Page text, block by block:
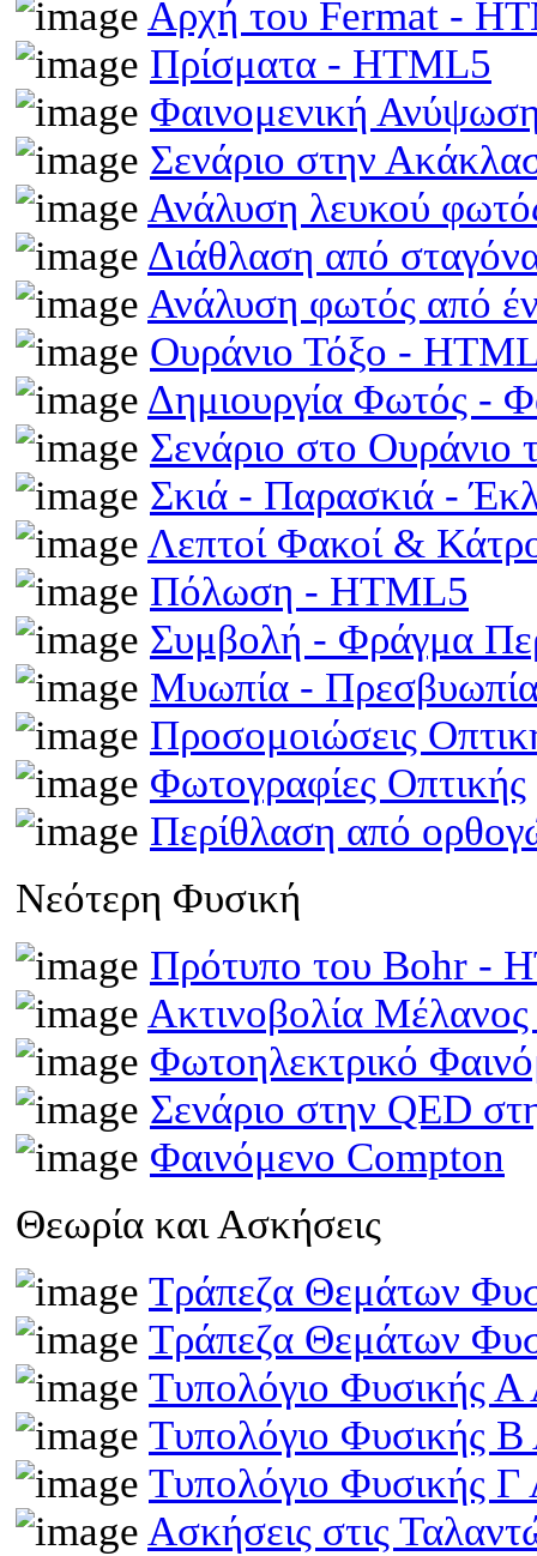
Αρχή του Fermat -
Πρίσματα - HTML5
Φαινομενική
Σενάριο στην
Ανάλυση λευκού
Διάθλαση από
Ανάλυση φωτός από
Ουράνιο Τόξο -
Δημιουργία Φωτός -
Σενάριο στο Ουράνιο
Σκιά - Παρασκιά -
Λεπτοί Φακοί &
Πόλωση - HTML5
Συμβολή - Φράγμα
Μυωπία -
Προσομοιώσεις
Φωτογραφίες Οπτικής
Περίθλαση από
Νεότερη Φυσική
Πρότυπο του Bohr -
Ακτινοβολία
Φωτοηλεκτρικό
Σενάριο στην QED
Φαινόμενο Compton
Θεωρία και Ασκήσεις
Τράπεζα Θεμάτων
Τράπεζα Θεμάτων
Τυπολόγιο Φυσικής Α
Τυπολόγιο Φυσικής Β
Τυπολόγιο Φυσικής Γ
Ασκήσεις στις